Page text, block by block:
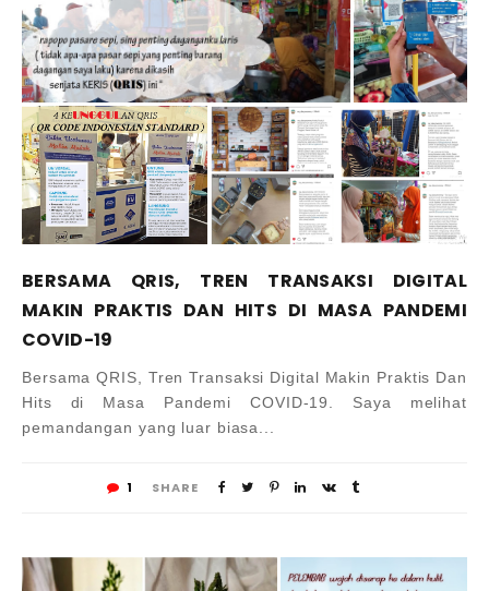
BERSAMA QRIS, TREN TRANSAKSI DIGITAL
MAKIN PRAKTIS DAN HITS DI MASA PANDEMI
COVID-19
Bersama QRIS, Tren Transaksi Digital Makin Praktis Dan
Hits di Masa Pandemi COVID-19. Saya melihat
pemandangan yang luar biasa...
1 SHARE